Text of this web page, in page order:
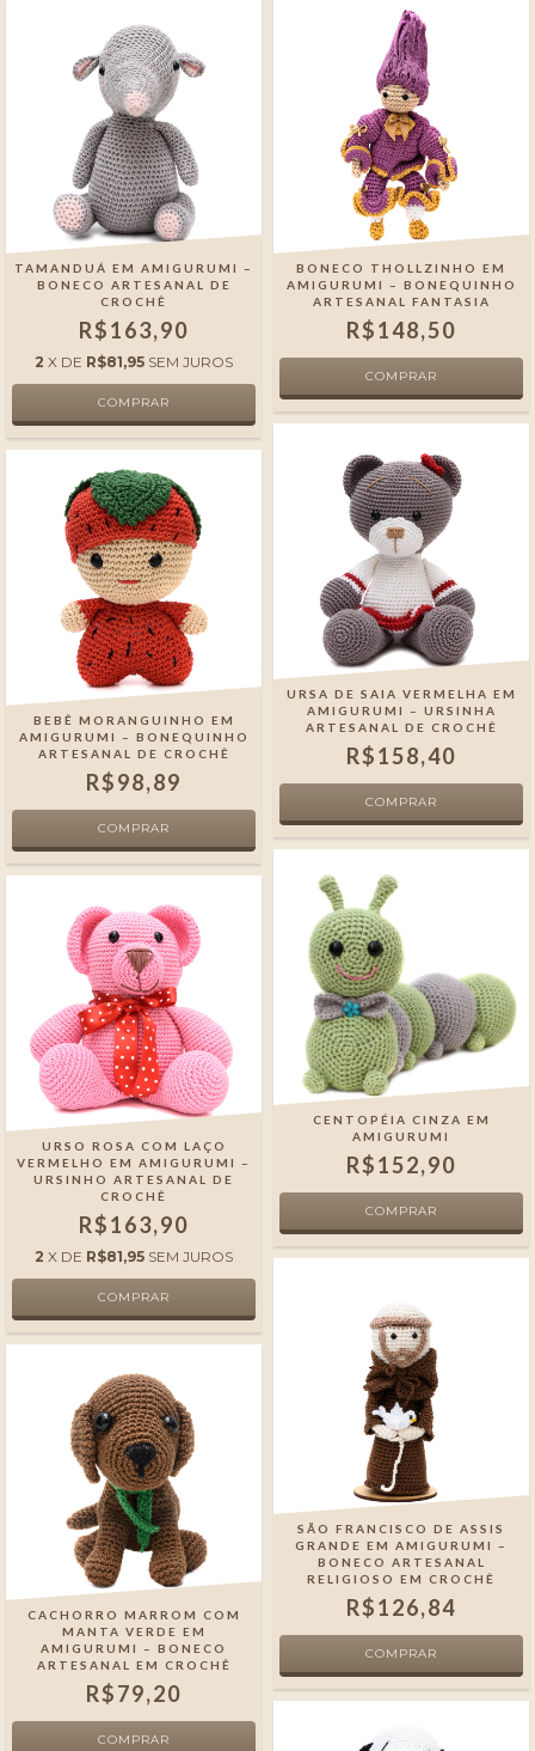
TAMANDUÁ EM AMIGURUMI –
BONECO ARTESANAL DE
CROCHÊ
R$163,90
2 X DE R$81,95 SEM JUROS
BONECO THOLLZINHO EM
AMIGURUMI – BONEQUINHO
ARTESANAL FANTASIA
R$148,50
BEBÊ MORANGUINHO EM
AMIGURUMI – BONEQUINHO
ARTESANAL DE CROCHÊ
R$98,89
URSA DE SAIA VERMELHA EM
AMIGURUMI – URSINHA
ARTESANAL DE CROCHÊ
R$158,40
URSO ROSA COM LAÇO
VERMELHO EM AMIGURUMI –
URSINHO ARTESANAL DE
CROCHÊ
R$163,90
2 X DE R$81,95 SEM JUROS
CENTOPÉIA CINZA EM
AMIGURUMI
R$152,90
CACHORRO MARROM COM
MANTA VERDE EM
AMIGURUMI – BONECO
ARTESANAL EM CROCHÊ
R$79,20
SÃO FRANCISCO DE ASSIS
GRANDE EM AMIGURUMI –
BONECO ARTESANAL
RELIGIOSO EM CROCHÊ
R$126,84